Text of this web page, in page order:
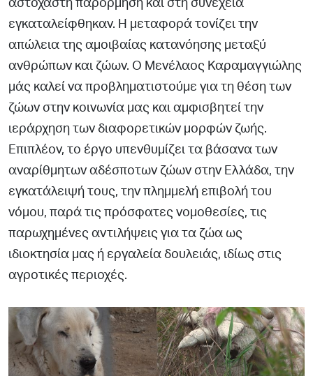
εγκαταλείφθηκαν. Η µεταφορά τονίζει την
απώλεια της αµοιβαίας κατανόησης µεταξύ
ανθρώπων και ζώων. Ο Μενέλαος Καραµαγγιώλης
µάς καλεί να προβληµατιστούµε για τη θέσητων
ζώων στην κοινωνία µας και αµφισβητεί την
ιεράρχηση των διαφορετικών µορφών ζωής.
Επιπλέον, το έργο υπενθυµίζει τα βάσανα των
αναρίθµητων αδέσποτων ζώων στην Ελλάδα, την
εγκατάλειψή τους, την πληµµελή επιβολή του
νόµου, παράτις πρόσφατες νοµοθεσίες, τις
παρωχηµένες αντιλήψεις γιατα ζώα ως
ιδιοκτησία µας ή εργαλεία δουλειάς, ιδίως στις
αγροτικές περιοχές.